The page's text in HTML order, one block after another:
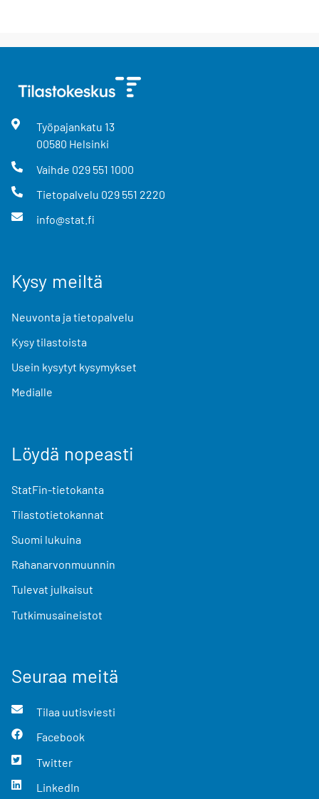
Työpajankatu 13
00580 Helsinki
Vaihde 029 551 1000
Tietopalvelu 029 551 2220
info@stat.fi
Kysy meiltä
Neuvonta ja tietopalvelu
Kysy tilastoista
Usein kysytyt kysymykset
Medialle
Löydä nopeasti
StatFin-tietokanta
Tilastotietokannat
Suomi lukuina
Rahanarvonmuunnin
Tulevat julkaisut
Tutkimusaineistot
Seuraa meitä
Tilaa uutisviesti
Facebook
Twitter
LinkedIn